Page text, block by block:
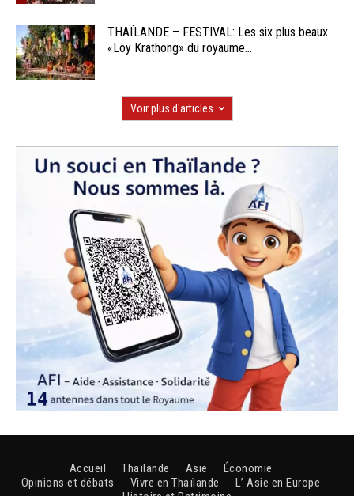
THAÏLANDE – FESTIVAL: Les six plus beaux
«Loy Krathong» du royaume...
Voir plus d'articles
Accueil Thaïlande Asie
Économie
Opinions et débats
Vivre en Thaïlande
L’ Asie en Europe